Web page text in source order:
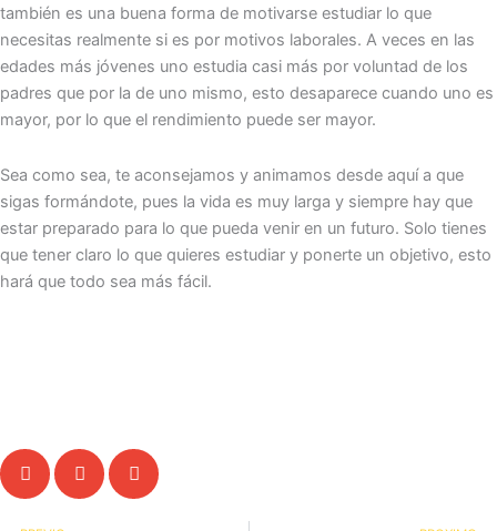
también es una buena forma de motivarse estudiar lo que
necesitas realmente si es por motivos laborales. A veces en las
edades más jóvenes uno estudia casi más por voluntad de los
padres que por la de uno mismo, esto desaparece cuando uno es
mayor, por lo que el rendimiento puede ser mayor.
Sea como sea, te aconsejamos y animamos desde aquí a que
sigas formándote, pues la vida es muy larga y siempre hay que
estar preparado para lo que pueda venir en un futuro. Solo tienes
que tener claro lo que quieres estudiar y ponerte un objetivo, esto
hará que todo sea más fácil.